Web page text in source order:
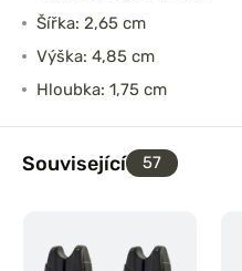
Šířka: 2,65 cm
Výška: 4,85 cm
Hloubka: 1,75 cm
Související 57